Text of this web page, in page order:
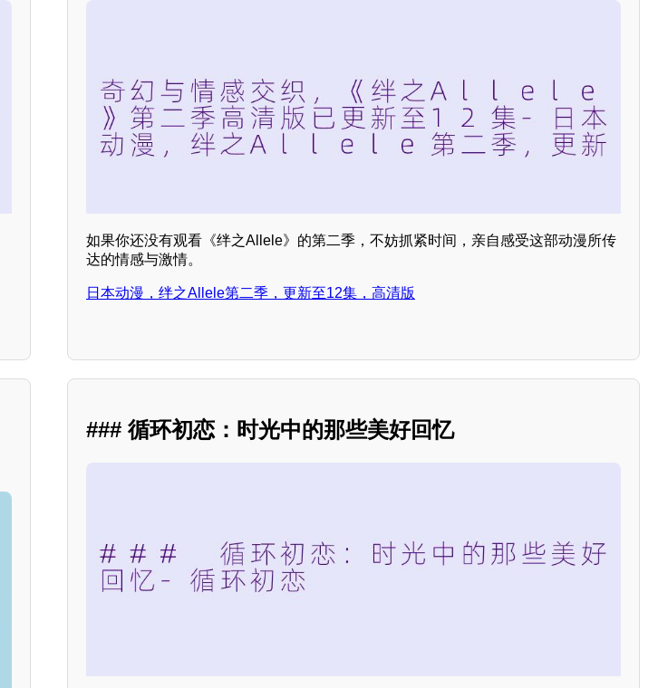
如果你还没有观看《绊之Allele》的第二季，不妨抓紧时间，亲自感受这部动漫所传
达的情感与激情。
日本动漫，绊之Allele第二季，更新至12集，高清版
### 循环初恋：时光中的那些美好回忆